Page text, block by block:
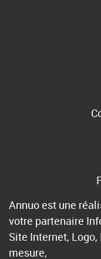
Annuo est une
votre partenaire
Site Internet,
mesure,